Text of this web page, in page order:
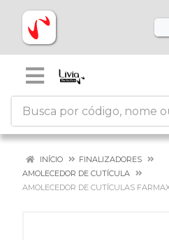
INÍCIO
FINALIZADORES
AMOLECEDOR DE CUTÍCULA
AMOLECEDOR DE CUTÍCULAS